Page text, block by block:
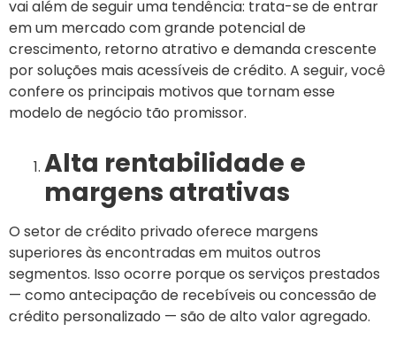
vai além de seguir uma tendência: trata-se de entrar
em um mercado com grande potencial de
crescimento, retorno atrativo e demanda crescente
por soluções mais acessíveis de crédito. A seguir, você
confere os principais motivos que tornam esse
modelo de negócio tão promissor.
Alta rentabilidade e
margens atrativas
O setor de crédito privado oferece margens
superiores às encontradas em muitos outros
segmentos. Isso ocorre porque os serviços prestados
— como antecipação de recebíveis ou concessão de
crédito personalizado — são de alto valor agregado.